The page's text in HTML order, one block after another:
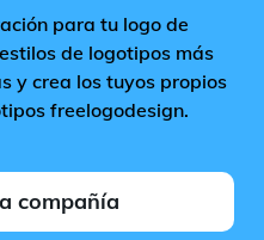
para tu logo de
de logotipos más
y crea los tuyos propios
freelogodesign.